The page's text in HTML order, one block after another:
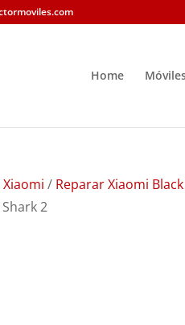
Home
/ Reparar Xiaomi
2